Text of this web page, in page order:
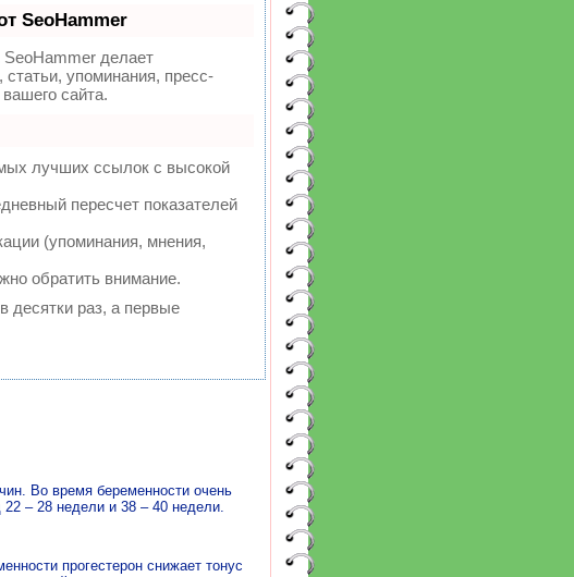
SeoHammer
SeoHammer делает
упоминания, пресс-
сайта.
лучших ссылок с высокой
пересчет показателей
(упоминания, мнения,
обратить внимание.
десятки раз, а первые
Во время беременности очень
22 – 28 недели и 38 – 40 недели.
прогестерон снижает тонус